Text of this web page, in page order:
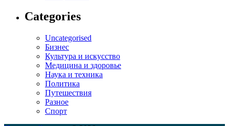
Categories
Uncategorised
Бизнес
Культура и искусство
Медицина и здоровье
Наука и техника
Политика
Путешествия
Разное
Спорт